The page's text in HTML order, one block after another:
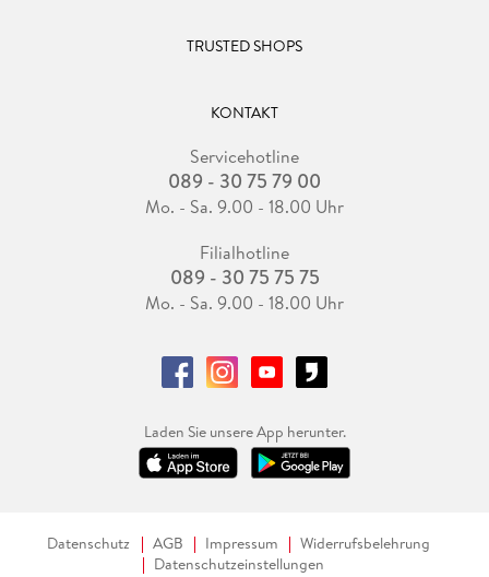
TRUSTED SHOPS
KONTAKT
Servicehotline
089 - 30 75 79 00
Mo. - Sa. 9.00 - 18.00 Uhr
Filialhotline
089 - 30 75 75 75
Mo. - Sa. 9.00 - 18.00 Uhr
Laden Sie unsere App herunter.
Datenschutz AGB Impressum
Widerrufsbelehrung
Datenschutzeinstellungen